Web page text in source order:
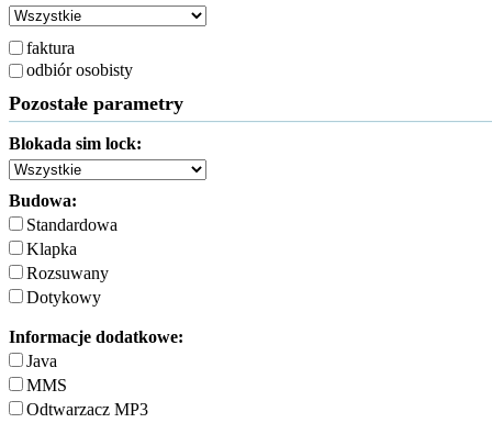
faktura
odbiór osobisty
Pozostałe parametry
Blokada sim lock:
Budowa:
Standardowa
Klapka
Rozsuwany
Dotykowy
Informacje dodatkowe:
Java
MMS
Odtwarzacz MP3